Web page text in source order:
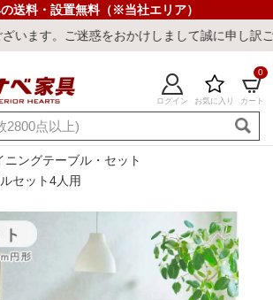
送料・設置無料（※当社エリア）
かけしまして誠に申し訳ございません。
ログイン お気に入り カート
0
新規会員登録
閲覧履歴
号で探す
ニングテーブル・セット
セット4人用